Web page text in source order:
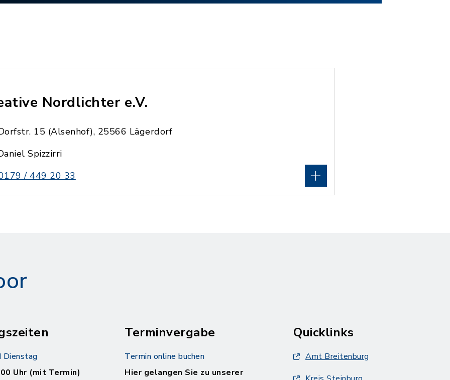
Nordlichter e.V.
15 (Alsenhof), 25566 Lägerdorf
Spizzirri
/ 449 20 33
Dienstag
Uhr (mit Termin)
Terminvergabe
Termin online buchen
Hier gelangen Sie zu unserer
Quicklinks
Amt Breitenburg